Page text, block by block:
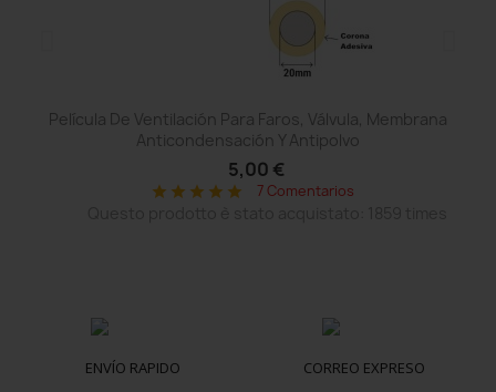
Película De Ventilación Para Faros, Válvula, Membrana
Anticondensación Y Antipolvo
5,00 €
star star star star star 7 Comentarios
ENVÍO RAPIDO CORREO EXPRESO